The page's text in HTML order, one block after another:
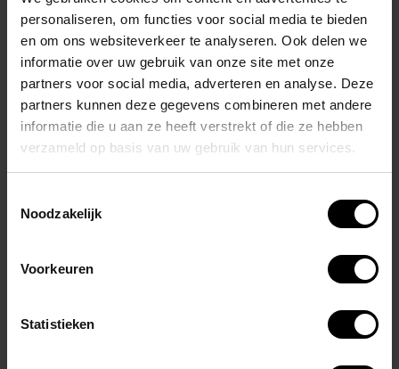
personaliseren, om functies voor social media te bieden
en om ons websiteverkeer te analyseren. Ook delen we
informatie over uw gebruik van onze site met onze
partners voor social media, adverteren en analyse. Deze
partners kunnen deze gegevens combineren met andere
informatie die u aan ze heeft verstrekt of die ze hebben
verzameld op basis van uw gebruik van hun services.
Noodzakelijk
Voorkeuren
Statistieken
700x310x900 mm